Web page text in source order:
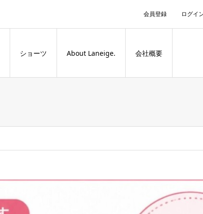
会員登録 ログイ
ショーツ About Laneige. 会社概要